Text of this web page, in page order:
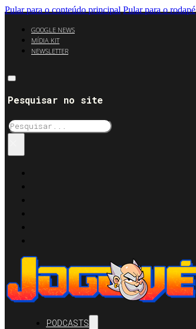
Pular para o conteúdo principal Pular para o rodapé
GOOGLE NEWS
MÍDIA KIT
NEWSLETTER
Pesquisar no site
Pesquisar
PODCASTS